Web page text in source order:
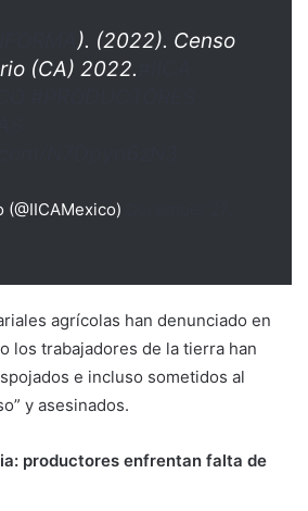
). (2022). Censo
(CA) 2022.
agrícolas han denunciado en
los trabajadores de la tierra han
e incluso sometidos al
y asesinados.
productores enfrentan falta de